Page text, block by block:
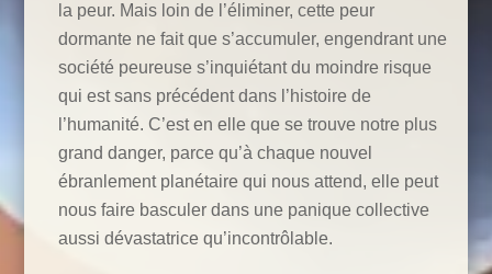
la peur. Mais loin de l’éliminer, cette peur
dormante ne fait que s’accumuler, engendrant une
société peureuse s’inquiétant du moindre risque
qui est sans précédent dans l’histoire de
l’humanité. C’est en elle que se trouve notre plus
grand danger, parce qu’à chaque nouvel
ébranlement planétaire qui nous attend, elle peut
nous faire basculer dans une panique collective
aussi dévastatrice qu’incontrôlable.